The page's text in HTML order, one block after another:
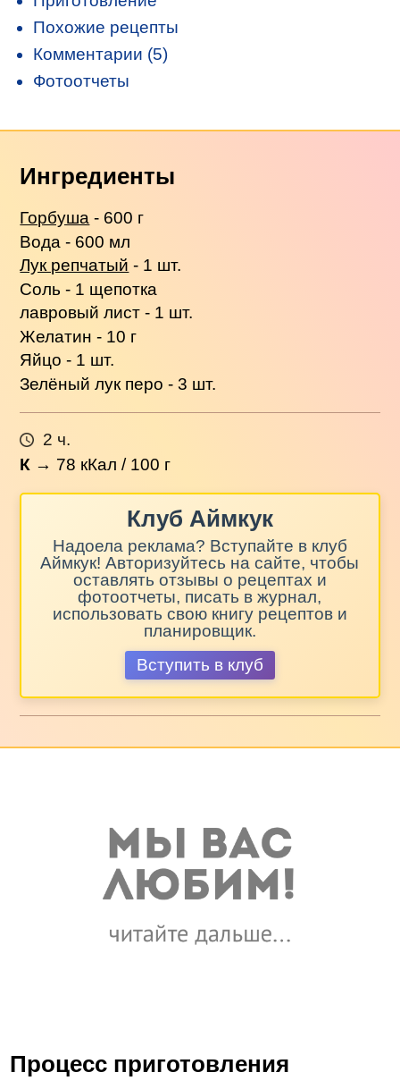
Похожие рецепты
Комментарии (5)
Фотоотчеты
Ингредиенты
Горбуша - 600 г
Вода - 600 мл
Лук репчатый - 1 шт.
Соль - 1 щепотка
лавровый лист - 1 шт.
Желатин - 10 г
Яйцо - 1 шт.
Зелёный лук перо - 3 шт.
2 ч.
К → 78 кКал / 100 г
Клуб Аймкук
Надоела реклама? Вступайте в клуб
Аймкук! Авторизуйтесь на сайте, чтобы
оставлять отзывы о рецептах и
фотоотчеты, писать в журнал,
использовать свою книгу рецептов и
планировщик.
Вступить в клуб
Процесс приготовления